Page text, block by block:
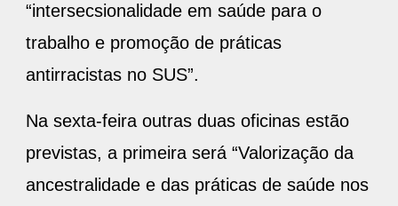
“intersecsionalidade em saúde para o
trabalho e promoção de práticas
antirracistas no SUS”.
Na sexta-feira outras duas oficinas estão
previstas, a primeira será “Valorização da
ancestralidade e das práticas de saúde nos